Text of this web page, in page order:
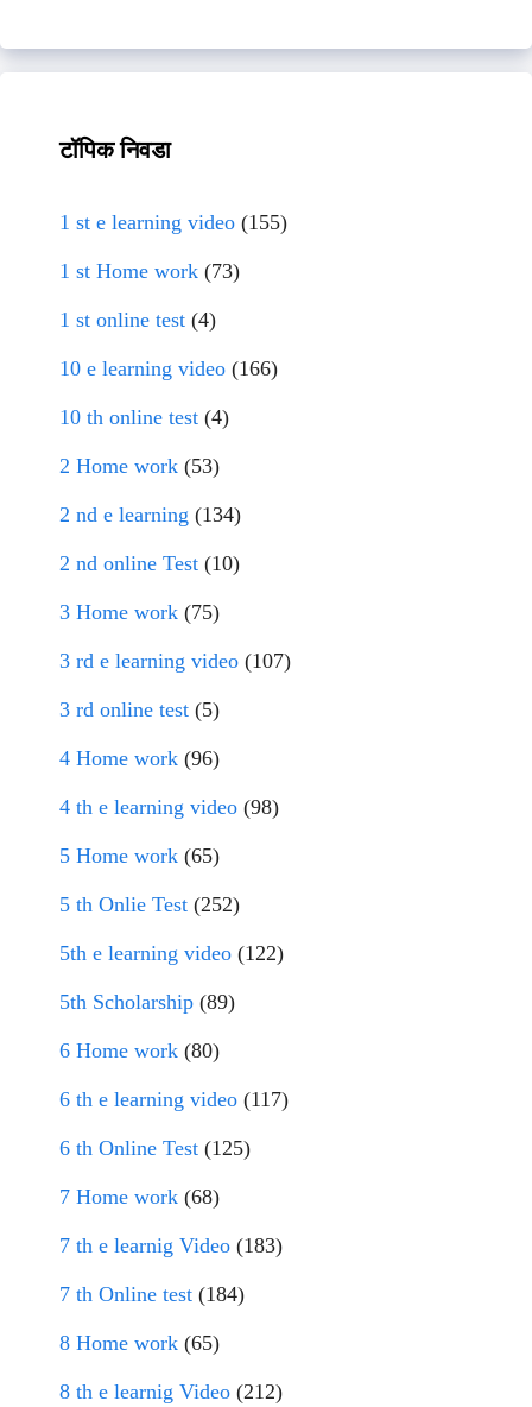
टॉपिक निवडा
1 st e learning video (155)
1 st Home work (73)
1 st online test (4)
10 e learning video (166)
10 th online test (4)
2 Home work (53)
2 nd e learning (134)
2 nd online Test (10)
3 Home work (75)
3 rd e learning video (107)
3 rd online test (5)
4 Home work (96)
4 th e learning video (98)
5 Home work (65)
5 th Onlie Test (252)
5th e learning video (122)
5th Scholarship (89)
6 Home work (80)
6 th e learning video (117)
6 th Online Test (125)
7 Home work (68)
7 th e learnig Video (183)
7 th Online test (184)
8 Home work (65)
8 th e learnig Video (212)